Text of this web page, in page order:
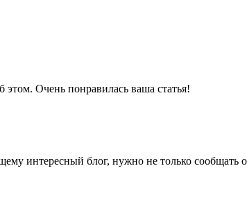
Очень понравилась ваша статья!
интересный блог, нужно не только сообщать